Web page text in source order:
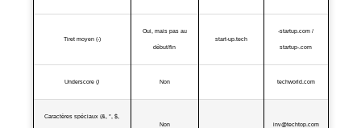
Tiret moyen (-)
Oui, mais pas au
début/fin
start-up.tech
-startup.com /
startup-.com
Underscore () Non techworld.com
Caractères spéciaux (&, *, $,
Non inv@techtop.com